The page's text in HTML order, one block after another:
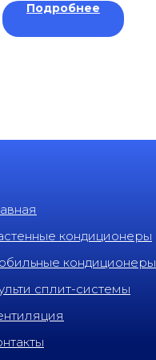
Подробнее
кондиционеры
кондиционеры
сплит-системы